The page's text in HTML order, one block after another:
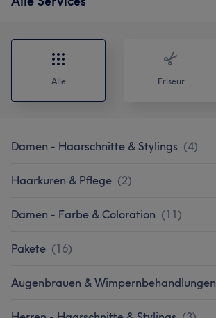
Alle Friseur
Damen - Haarschnitte & Stylings (4)
Haarkuren & Pflege (2)
Damen - Farbe & Coloration (11)
Pakete (16)
Augenbrauen & Wimpernbehandlungen